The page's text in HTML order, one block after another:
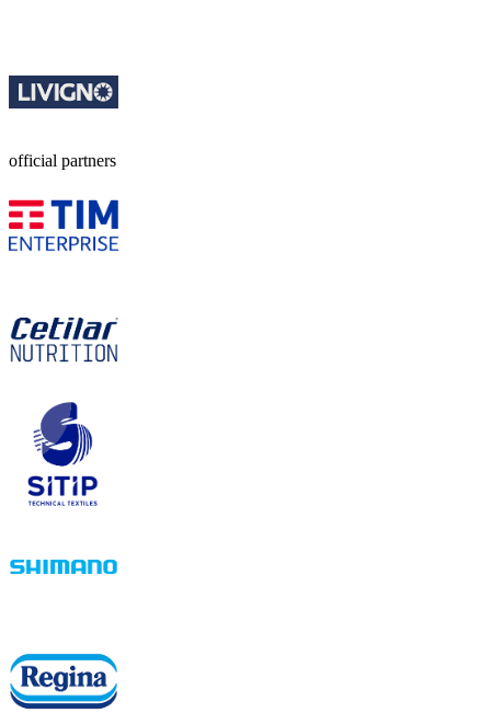
official partners